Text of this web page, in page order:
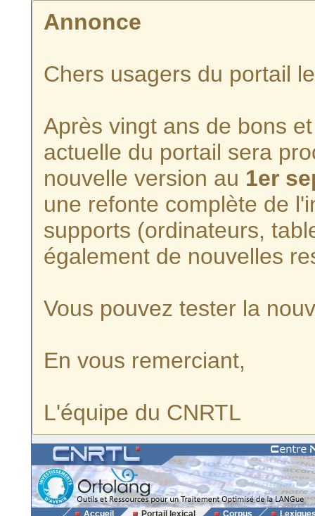
Annonce
Chers usagers du portail
Après vingt ans de bons
actuelle du portail sera
nouvelle version au 1er
une refonte complète de
supports (ordinateurs,
également de nouvelles
Vous pouvez tester la
En vous remerciant,
L'équipe du CNRTL
Accueil Portail lexical Corpus